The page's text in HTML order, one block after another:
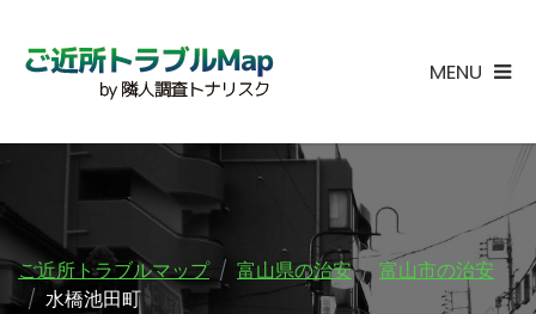
MENU
ご近所トラブルマップ 富山県の治安
富山市の治安
水橋池田町